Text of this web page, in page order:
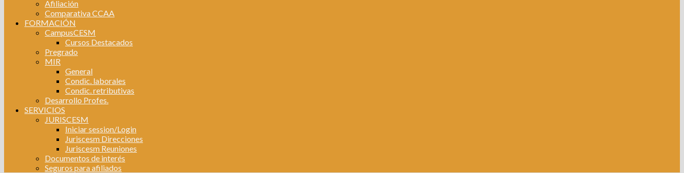
Afiliación
Comparativa CCAA
FORMACIÓN
CampusCESM
Cursos Destacados
Pregrado
MIR
General
Condic. laborales
Condic. retributivas
Desarrollo Profes.
SERVICIOS
JURISCESM
Iniciar session/Login
Juriscesm Direcciones
Juriscesm Reuniones
Documentos de interés
Seguros para afiliados